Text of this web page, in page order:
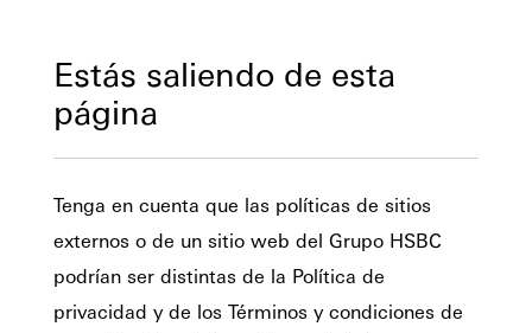
Estás saliendo de esta
página
Tenga en cuenta que las políticas de sitios
externos o de un sitio web del Grupo HSBC
podrían ser distintas de la Política de
privacidad y de los Términos y condiciones de